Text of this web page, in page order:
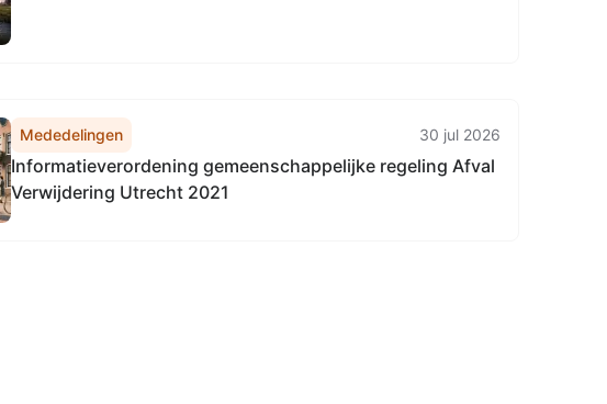
Mededelingen 30 jul 2026
Informatieverordening gemeenschappelijke regeling Afval
Verwijdering Utrecht 2021